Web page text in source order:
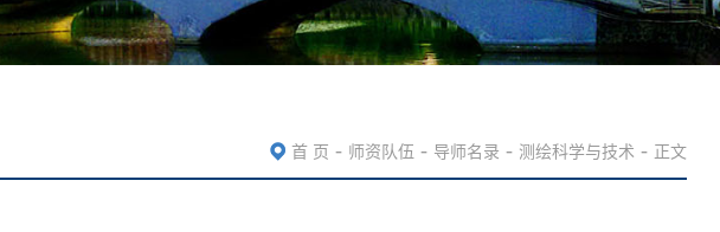
首 页 - 师资队伍 - 导师名录 - 测绘科学与技术 - 正文